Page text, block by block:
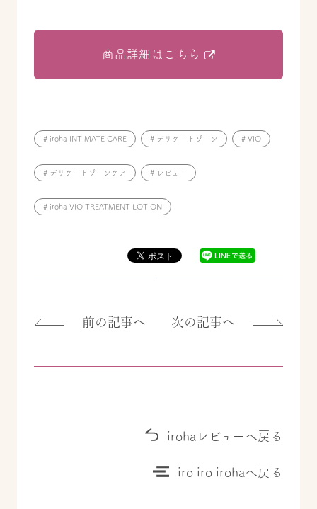
商品詳細はこちら
# iroha INTIMATE CARE # デリケートゾーン # VIO
# デリケートゾーンケア # レビュー
# iroha VIO TREATMENT LOTION
前の記事へ 次の記事へ
irohaレビューへ戻る
iro iro irohaへ戻る